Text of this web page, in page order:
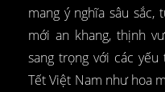
mang ý nghĩa sâu
mới an khang, thịnh
sang trọng với các
Tết Việt Nam như hoa